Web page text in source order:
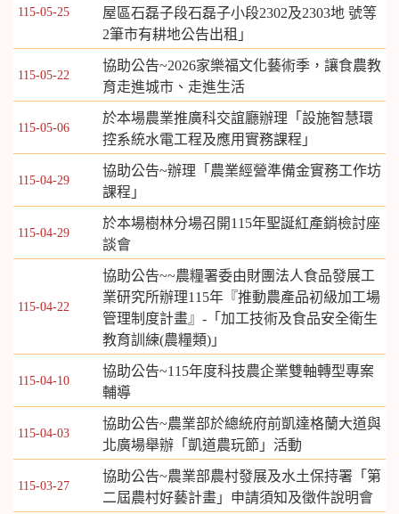
115-05-25
屋區石磊子段石磊子小段2302及2303地 號等
2筆市有耕地公告出租」
115-05-22
協助公告~2026家樂福文化藝術季，讓食農教
育走進城市、走進生活
115-05-06
於本場農業推廣科交誼廳辦理「設施智慧環
控系統水電工程及應用實務課程」
115-04-29
協助公告~辦理「農業經營準備金實務工作坊
課程」
115-04-29
於本場樹林分場召開115年聖誕紅產銷檢討座
談會
115-04-22
協助公告~~農糧署委由財團法人食品發展工
業研究所辦理115年『推動農產品初級加工場
管理制度計畫』-「加工技術及食品安全衛生
教育訓練(農糧類)」
115-04-10
協助公告~115年度科技農企業雙軸轉型專案
輔導
115-04-03
協助公告~農業部於總統府前凱達格蘭大道與
北廣場舉辦「凱道農玩節」活動
115-03-27
協助公告~農業部農村發展及水土保持署「第
二屆農村好藝計畫」申請須知及徵件說明會